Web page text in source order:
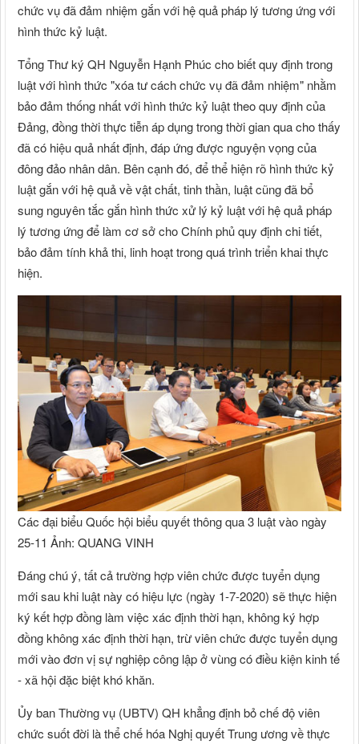
chức vụ đã đảm nhiệm gắn với hệ quả pháp lý tương ứng với
hình thức kỷ luật.
Tổng Thư ký QH Nguyễn Hạnh Phúc cho biết quy định trong
luật với hình thức "xóa tư cách chức vụ đã đảm nhiệm" nhằm
bảo đảm thống nhất với hình thức kỷ luật theo quy định của
Đảng, đồng thời thực tiễn áp dụng trong thời gian qua cho thấy
đã có hiệu quả nhất định, đáp ứng được nguyện vọng của
đông đảo nhân dân. Bên cạnh đó, để thể hiện rõ hình thức kỷ
luật gắn với hệ quả về vật chất, tinh thần, luật cũng đã bổ
sung nguyên tắc gắn hình thức xử lý kỷ luật với hệ quả pháp
lý tương ứng để làm cơ sở cho Chính phủ quy định chi tiết,
bảo đảm tính khả thi, linh hoạt trong quá trình triển khai thực
hiện.
Các đại biểu Quốc hội biểu quyết thông qua 3 luật vào ngày
25-11 Ảnh: QUANG VINH
Đáng chú ý, tất cả trường hợp viên chức được tuyển dụng
mới sau khi luật này có hiệu lực (ngày 1-7-2020) sẽ thực hiện
ký kết hợp đồng làm việc xác định thời hạn, không ký hợp
đồng không xác định thời hạn, trừ viên chức được tuyển dụng
mới vào đơn vị sự nghiệp công lập ở vùng có điều kiện kinh tế
- xã hội đặc biệt khó khăn.
Ủy ban Thường vụ (UBTV) QH khẳng định bỏ chế độ viên
chức suốt đời là thể chế hóa Nghị quyết Trung ương về thực